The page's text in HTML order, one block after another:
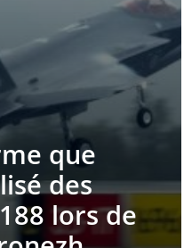
que
des
lors de